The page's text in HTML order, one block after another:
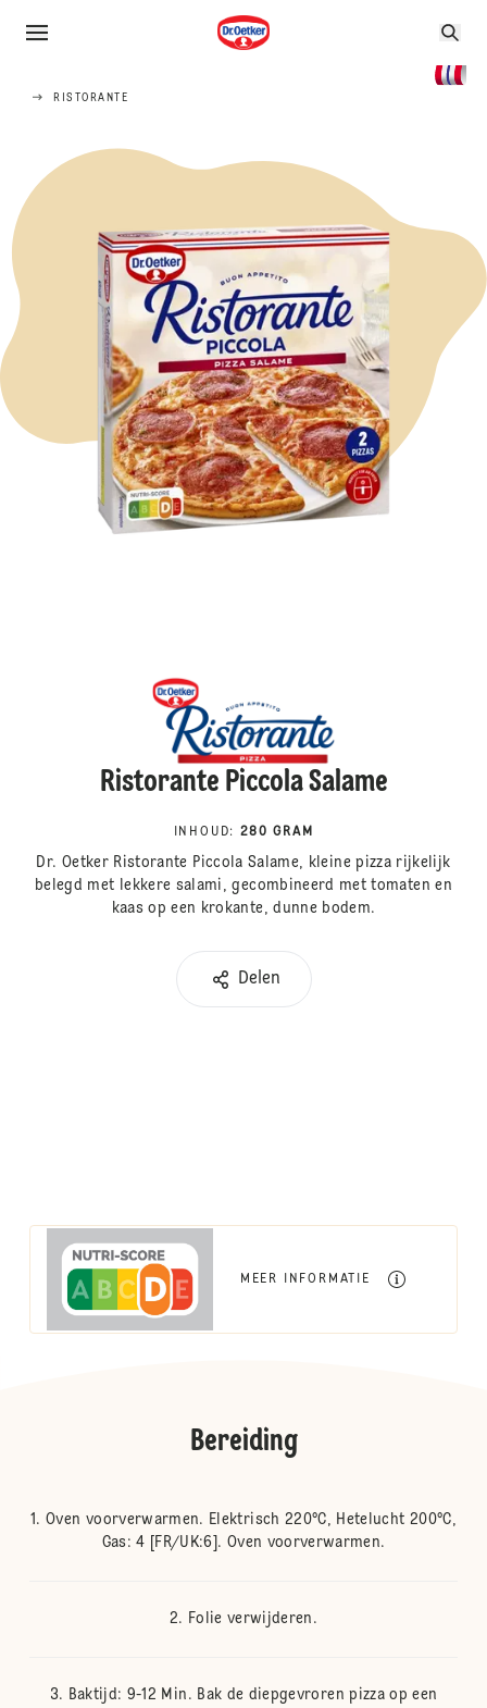
RISTORANTE
Ristorante Piccola Salame
INHOUD: 280 GRAM
Dr. Oetker Ristorante Piccola Salame, kleine pizza rijkelijk
belegd met lekkere salami, gecombineerd met tomaten en
kaas op een krokante, dunne bodem.
Delen
MEER INFORMATIE
Bereiding
Oven voorverwarmen. Elektrisch 220°C, Hetelucht 200°C,
Gas: 4 [FR/UK:6]. Oven voorverwarmen.
Folie verwijderen.
Baktijd: 9-12 Min. Bak de diepgevroren pizza op een